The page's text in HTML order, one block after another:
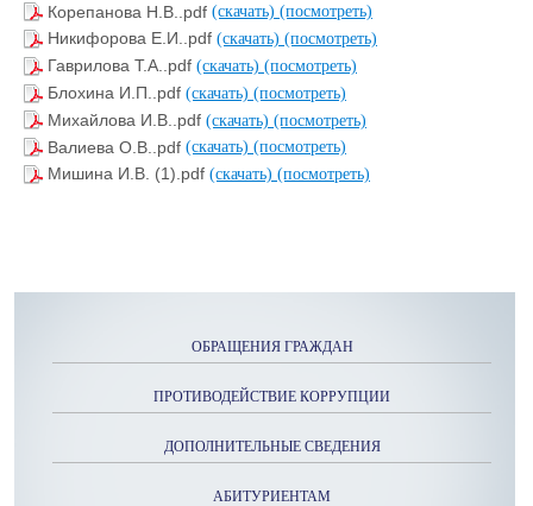
Корепанова Н.В..pdf (скачать) (посмотреть)
Никифорова Е.И..pdf (скачать) (посмотреть)
Гаврилова Т.А..pdf (скачать) (посмотреть)
Блохина И.П..pdf (скачать) (посмотреть)
Михайлова И.В..pdf (скачать) (посмотреть)
Валиева О.В..pdf (скачать) (посмотреть)
Мишина И.В. (1).pdf (скачать) (посмотреть)
ОБРАЩЕНИЯ ГРАЖДАН
ПРОТИВОДЕЙСТВИЕ КОРРУПЦИИ
ДОПОЛНИТЕЛЬНЫЕ СВЕДЕНИЯ
АБИТУРИЕНТАМ